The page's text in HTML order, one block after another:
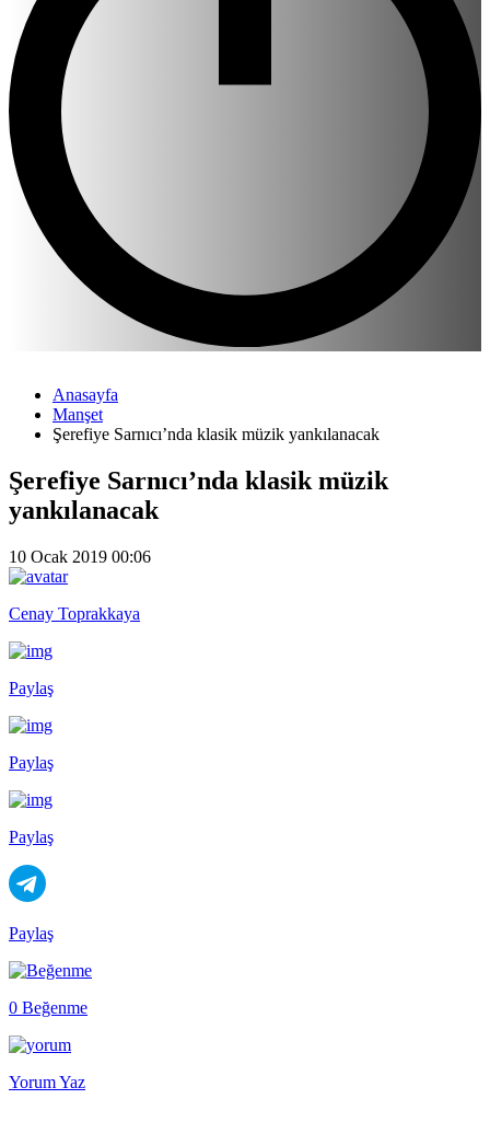
Anasayfa
Manşet
Şerefiye Sarnıcı’nda klasik müzik yankılanacak
Şerefiye Sarnıcı’nda klasik müzik
yankılanacak
10 Ocak 2019 00:06
Cenay Toprakkaya
Paylaş
Paylaş
Paylaş
Paylaş
0 Beğenme
Yorum Yaz